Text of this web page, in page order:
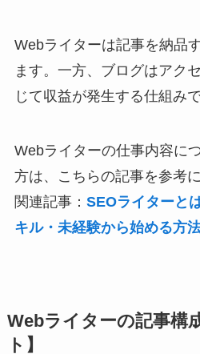
Webライターは記事を納品
ます。一方、ブログはアク
じて収益が発生する仕組みで
Webライターの仕事内容に
方は、こちらの記事を参考
関連記事： SEOライターと
キル・未経験から始める方
Webライターの記事構
ト】